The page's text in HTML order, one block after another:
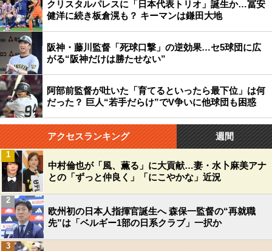
クリスタルパレスに「日本代表トリオ」誕生か…冨安
健洋に続き板倉滉も？ キーマンは鎌田大地
阪神・藤川監督「死球口撃」の逆効果…セ5球団に広
がる“阪神だけは勝たせない”
阿部前監督が吐いた「育てるといったら最下位」は何
だった？ 巨人“若手だらけ”でV争いに他球団も困惑
アクセスランキング 週間
中村倫也が「風、薫る」に大貢献…妻・水卜麻美アナ
との「ずっと仲良く」「にこやかな」近況
1
欧州初の日本人指揮官誕生へ 森保一監督の“再就職
先”は「ベルギー1部の日系クラブ」一択か
2
3